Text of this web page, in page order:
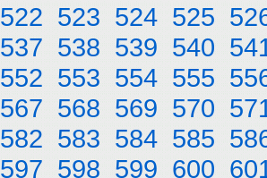
522 523 524 525
537 538 539 540
552 553 554 555
567 568 569 570
582 583 584 585
597 598 599 600